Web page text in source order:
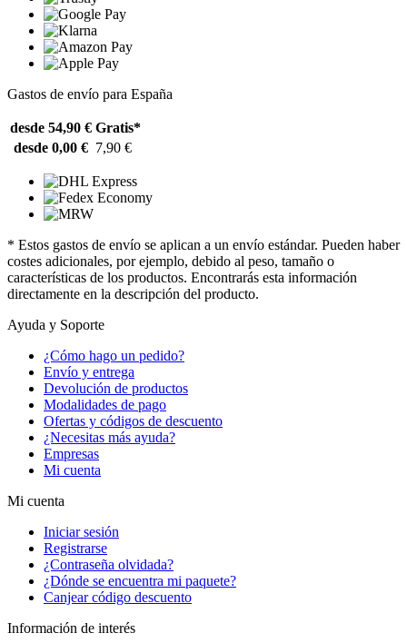
Gastos de envío para España
desde 54,90 € Gratis*
desde 0,00 € 7,90 €
* Estos gastos de envío se aplican a un envío estándar. Pueden haber
costes adicionales, por ejemplo, debido al peso, tamaño o
características de los productos. Encontrarás esta información
directamente en la descripción del producto.
Ayuda y Soporte
¿Cómo hago un pedido?
Envío y entrega
Devolución de productos
Modalidades de pago
Ofertas y códigos de descuento
¿Necesitas más ayuda?
Empresas
Mi cuenta
Mi cuenta
Iniciar sesión
Registrarse
¿Contraseña olvidada?
¿Dónde se encuentra mi paquete?
Canjear código descuento
Información de interés